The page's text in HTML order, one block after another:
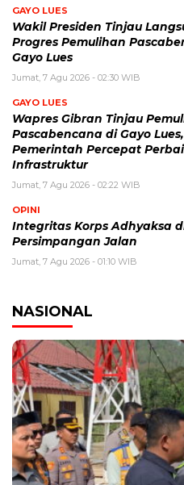
GAYO LUES
Wakil Presiden Tinjau
Progres Pemulihan
Gayo Lues
Jumat, 7 Agu 2026 - 02:30 WIB
GAYO LUES
Wapres Gibran Tinjau
Pascabencana di Gayo Lues,
Pemerintah Percepat
Infrastruktur
Jumat, 7 Agu 2026 - 02:22 WIB
OPINI
Integritas Korps Adhyaksa
Persimpangan Jalan
Jumat, 7 Agu 2026 - 01:10 WIB
NASIONAL